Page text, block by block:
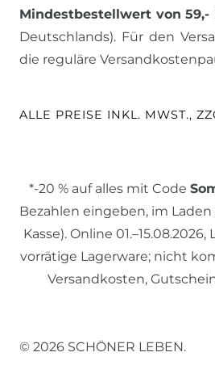
Mindestbestellwert von 59,-
Deutschlands). Für den
die reguläre
ALLE PREISE INKL. MWST.,
*-20 % auf alles mit Code
Bezahlen eingeben, im
Kasse). Online
vorrätige Lagerware; nicht
Versandkosten,
© 2026 SCHÖNER LEBEN.